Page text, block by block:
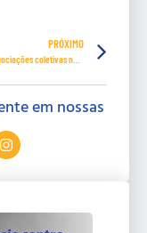
PRÓXIMO
Por que as negociações coletivas não estão sendo utilizadas como instrumento para fortalecer a Lei de Igualdade Salarial?
em nossas